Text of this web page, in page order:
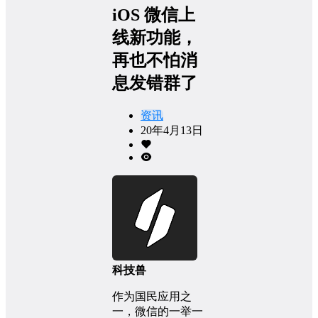
iOS 微信上
线新功能，
再也不怕消
息发错群了
资讯
20年4月13日
科技兽
作为国民应用之
一，微信的一举一